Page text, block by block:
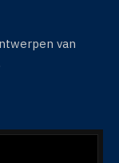
van